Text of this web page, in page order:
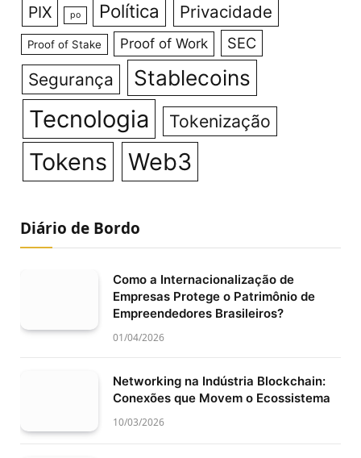
PIX po Política Privacidade
Proof of Stake Proof of Work SEC
Segurança Stablecoins
Tecnologia Tokenização
Tokens Web3
Diário de Bordo
Como a Internacionalização de
Empresas Protege o Patrimônio de
Empreendedores Brasileiros?
01/04/2026
Networking na Indústria Blockchain:
Conexões que Movem o Ecossistema
10/03/2026